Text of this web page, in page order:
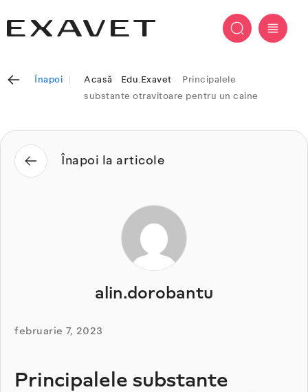
Înapoi Acasă Edu.Exavet
Principalele
substante otravitoare pentru un caine
Înapoi la articole
alin.dorobantu
februarie 7, 2023
Principalele substante